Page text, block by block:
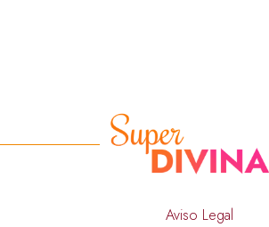
Aviso Legal